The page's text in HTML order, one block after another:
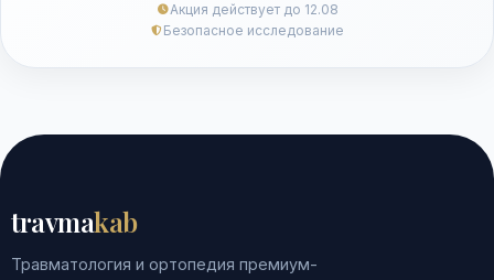
Акция действует до 12.08
Безопасное исследование
travmakab
Травматология и ортопедия премиум-